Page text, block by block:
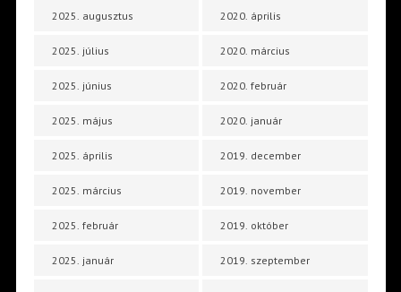
2025. augusztus
2025. július
2025. június
2025. május
2025. április
2025. március
2025. február
2025. január
2020. április
2020. március
2020. február
2020. január
2019. december
2019. november
2019. október
2019. szeptember